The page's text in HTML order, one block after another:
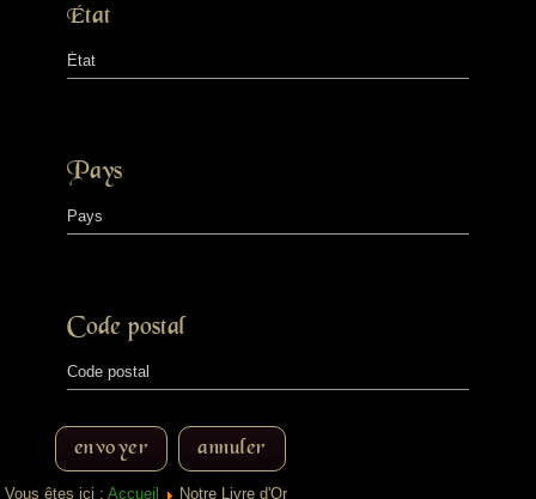
État
Pays
Code postal
envoyer annuler
Vous êtes ici :Accueil Notre Livre d'Or